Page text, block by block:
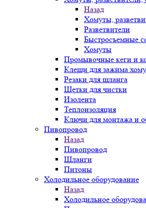
Назад
Хомуты,
Разветвители
Быстросъемные
Хомуты
Промывочные кеги и
Клещи для зажима
Резаки для шланга
Щетки для чистки
Изолента
Теплоизоляция
Ключи для монтажа и
Пивопровод
Назад
Пивопровод
Шланги
Питоны
Холодильное оборудование
Назад
Холодильное